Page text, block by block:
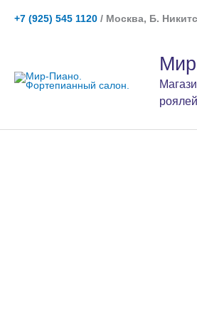
+7 (925) 545 1120 / Москва, Б.
роялей